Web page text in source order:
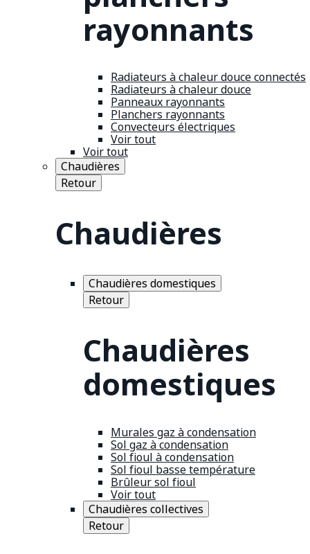
rayonnants
Radiateurs à chaleur douce connectés
Radiateurs à chaleur douce
Panneaux rayonnants
Planchers rayonnants
Convecteurs électriques
Voir tout
Voir tout
Chaudières
Retour
Chaudières
Chaudières domestiques
Retour
Chaudières
domestiques
Murales gaz à condensation
Sol gaz à condensation
Sol fioul à condensation
Sol fioul basse température
Brûleur sol fioul
Voir tout
Chaudières collectives
Retour